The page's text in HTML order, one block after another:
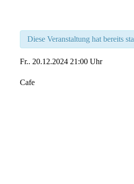
Diese Veranstaltung hat bereits
Fr.. 20.12.2024 21:00 Uhr
Cafe